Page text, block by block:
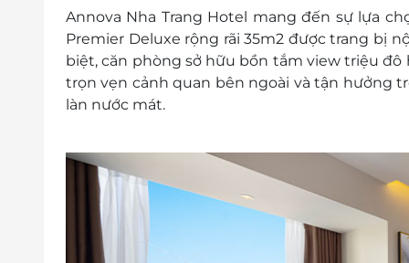
E-Voucher/E-Coupon không có giá trị
Không áp dụng đồng thời với chương
Annova Nha Trang Hotel mang đến sự lựa
Premier Deluxe rộng rãi 35m2 được trang bị
biệt, căn phòng sở hữu bồn tắm view triệu
trọn vẹn cảnh quan bên ngoài và tận hưởng
làn nước mát.